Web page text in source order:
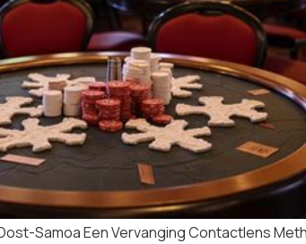
Samoa Een Vervanging Contactlens